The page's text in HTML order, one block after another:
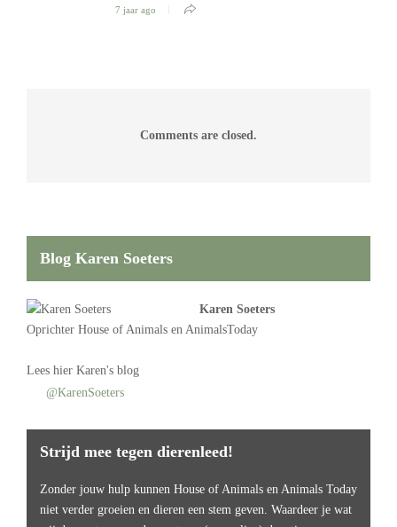
7 jaar ago
Comments are closed.
Blog Karen Soeters
Karen Soeters
Oprichter House of Animals en AnimalsToday
Lees hier Karen's blog
@KarenSoeters
Strijd mee tegen dierenleed!
Zonder jouw hulp kunnen House of Animals en Animals Today
niet verder groeien en dieren een stem geven. Waardeer je wat